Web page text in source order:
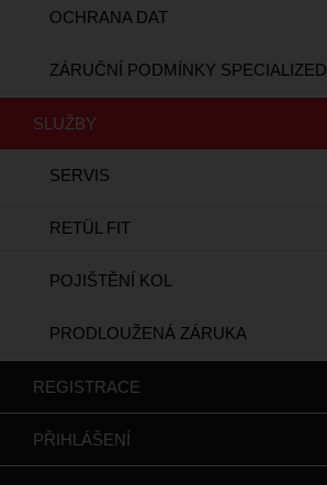
OCHRANA DAT
ZÁRUČNÍ PODMÍNKY SPECIALIZED
SLUŽBY
SERVIS
RETÜL FIT
POJIŠTĚNÍ KOL
PRODLOUŽENÁ ZÁRUKA
REGISTRACE
PŘIHLÁŠENÍ